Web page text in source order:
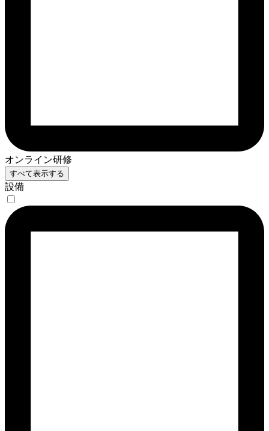
オンライン研修
すべて表示する
設備